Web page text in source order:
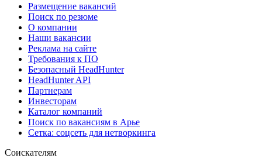
Размещение вакансий
Поиск по резюме
О компании
Наши вакансии
Реклама на сайте
Требования к ПО
Безопасный HeadHunter
HeadHunter API
Партнерам
Инвесторам
Каталог компаний
Поиск по вакансиям в Арье
Сетка: соцсеть для нетворкинга
Соискателям